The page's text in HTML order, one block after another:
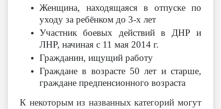
Женщина, находящаяся в отпуске по
уходу за ребёнком до 3-х лет
Участник боевых действий в ДНР и
ЛНР, начиная с 11 мая 2014 г.
Гражданин, ищущий работу
Граждане в возрасте 50 лет и старше,
граждане предпенсионного возраста
К некоторым из названных категорий могут